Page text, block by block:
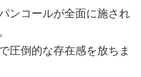
ンコールが全面に施され
圧倒的な存在感を放ちま